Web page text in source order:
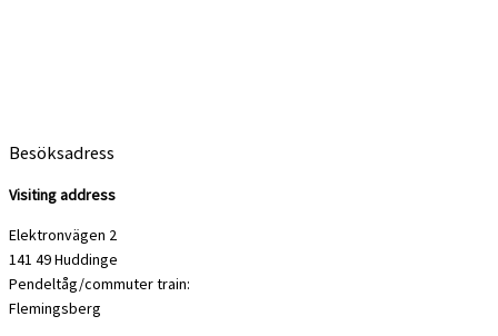
Besöksadress
Visiting address
Elektronvägen 2
141 49 Huddinge
Pendeltåg/commuter train:
Flemingsberg